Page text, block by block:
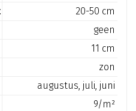
20-50 cm
geen
11 cm
zon
augustus, juli, juni
9/m²